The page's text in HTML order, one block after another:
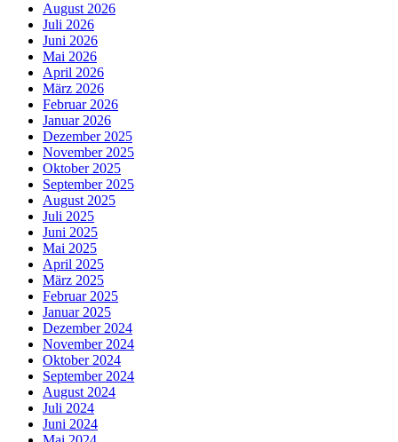
August 2026
Juli 2026
Juni 2026
Mai 2026
April 2026
März 2026
Februar 2026
Januar 2026
Dezember 2025
November 2025
Oktober 2025
September 2025
August 2025
Juli 2025
Juni 2025
Mai 2025
April 2025
März 2025
Februar 2025
Januar 2025
Dezember 2024
November 2024
Oktober 2024
September 2024
August 2024
Juli 2024
Juni 2024